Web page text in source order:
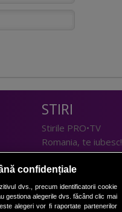
STIRI
Stirile PRO•TV
Romania, te iubesc!
TEHNOLOGIE
I Like IT
confidențiale
dvs., precum identificatorii cookie
gestiona alegerile dvs. făcând clic mai
alegeri vor fi raportate partenerilor